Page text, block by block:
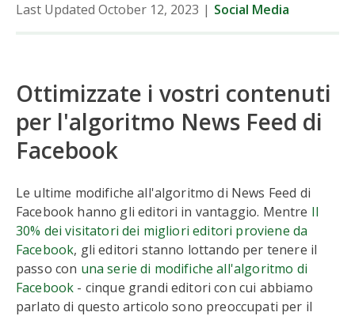
Last Updated October 12, 2023 | Social Media
Ottimizzate i vostri contenuti
per l'algoritmo News Feed di
Facebook
Le ultime modifiche all'algoritmo di News Feed di
Facebook hanno gli editori in vantaggio. Mentre Il
30% dei visitatori dei migliori editori proviene da
Facebook, gli editori stanno lottando per tenere il
passo con una serie di modifiche all'algoritmo di
Facebook - cinque grandi editori con cui abbiamo
parlato di questo articolo sono preoccupati per il